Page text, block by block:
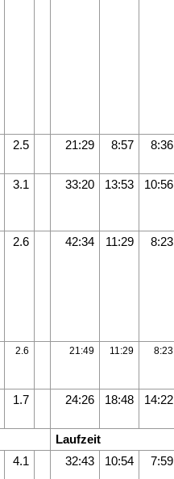
2.5 21:29 8:57 8:36
3.1 33:20 13:53 10:56
2.6 42:34 11:29 8:23
2.6 21:49 11:29 8:23
1.7 24:26 18:48 14:22
Laufzeit
4.1 32:43 10:54 7:59